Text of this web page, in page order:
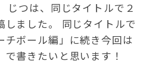
じつは、同じタイトルで２
しました。 同じタイトルで
チボール編」に続き今回は
で書きたいと思います！